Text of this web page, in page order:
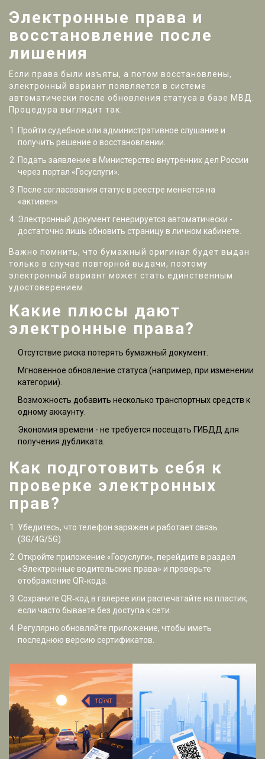
Электронные права и
восстановление после
лишения
Если права были изъяты, а потом восстановлены,
электронный вариант появляется в системе
автоматически после обновления статуса в базе МВД.
Процедура выглядит так:
Пройти судебное или административное слушание и
получить решение о восстановлении.
Подать заявление в Министерство внутренних дел России
через портал «Госуслуги».
После согласования статус в реестре меняется на
«активен».
Электронный документ генерируется автоматически -
достаточно лишь обновить страницу в личном кабинете.
Важно помнить, что бумажный оригинал будет выдан
только в случае повторной выдачи, поэтому
электронный вариант может стать единственным
удостоверением.
Какие плюсы дают
электронные права?
Отсутствие риска потерять бумажный документ.
Мгновенное обновление статуса (например, при изменении
категории).
Возможность добавить несколько транспортных средств к
одному аккаунту.
Экономия времени - не требуется посещать ГИБДД для
получения дубликата.
Как подготовить себя к
проверке электронных
прав?
Убедитесь, что телефон заряжен и работает связь
(3G/4G/5G).
Откройте приложение «Госуслуги», перейдите в раздел
«Электронные водительские права» и проверьте
отображение QR‑кода.
Сохраните QR‑код в галерее или распечатайте на пластик,
если часто бываете без доступа к сети.
Регулярно обновляйте приложение, чтобы иметь
последнюю версию сертификатов.